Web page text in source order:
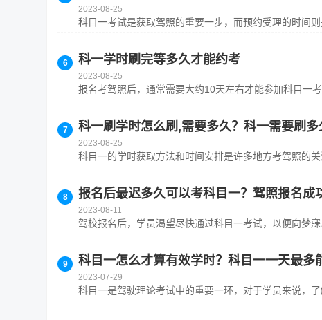
2023-08-25
科目一考试是获取驾照的重要一步，而预约受理的时间
科一学时刷完等多久才能约考
2023-08-25
报名考驾照后，通常需要大约10天左右才能参加科目一
科一刷学时怎么刷,需要多久？科一需要刷
2023-08-25
科目一的学时获取方法和时间安排是许多地方考驾照的
报名后最迟多久可以考科目一？驾照报名成
2023-08-11
驾校报名后，学员渴望尽快通过科目一考试，以便向梦
科目一怎么才算有效学时？科目一一天最多
2023-07-29
科目一是驾驶理论考试中的重要一环，对于学员来说，